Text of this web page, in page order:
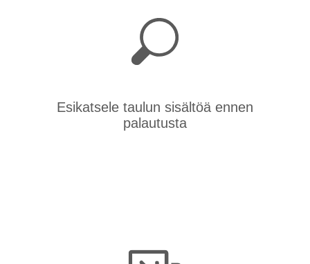
Esikatsele taulun sisältöä ennen
palautusta